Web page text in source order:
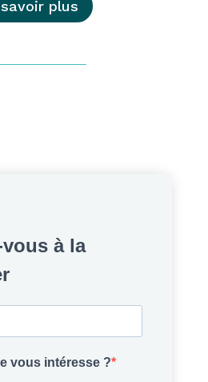
savoir plus
à la
vous intéresse ?